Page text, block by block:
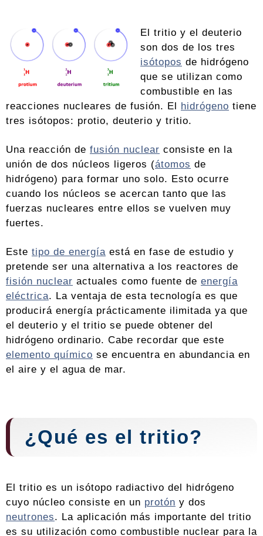
El tritio y el deuterio
son dos de los tres
isótopos de hidrógeno
que se utilizan como
combustible en las
reacciones nucleares de fusión. El hidrógeno tiene
tres isótopos: protio, deuterio y tritio.
Una reacción de fusión nuclear consiste en la
unión de dos núcleos ligeros (átomos de
hidrógeno) para formar uno solo. Esto ocurre
cuando los núcleos se acercan tanto que las
fuerzas nucleares entre ellos se vuelven muy
fuertes.
Este tipo de energía está en fase de estudio y
pretende ser una alternativa a los reactores de
fisión nuclear actuales como fuente de energía
eléctrica. La ventaja de esta tecnología es que
producirá energía prácticamente ilimitada ya que
el deuterio y el tritio se puede obtener del
hidrógeno ordinario. Cabe recordar que este
elemento químico se encuentra en abundancia en
el aire y el agua de mar.
¿Qué es el tritio?
El tritio es un isótopo radiactivo del hidrógeno
cuyo núcleo consiste en un protón y dos
neutrones. La aplicación más importante del tritio
es su utilización como combustible nuclear para la